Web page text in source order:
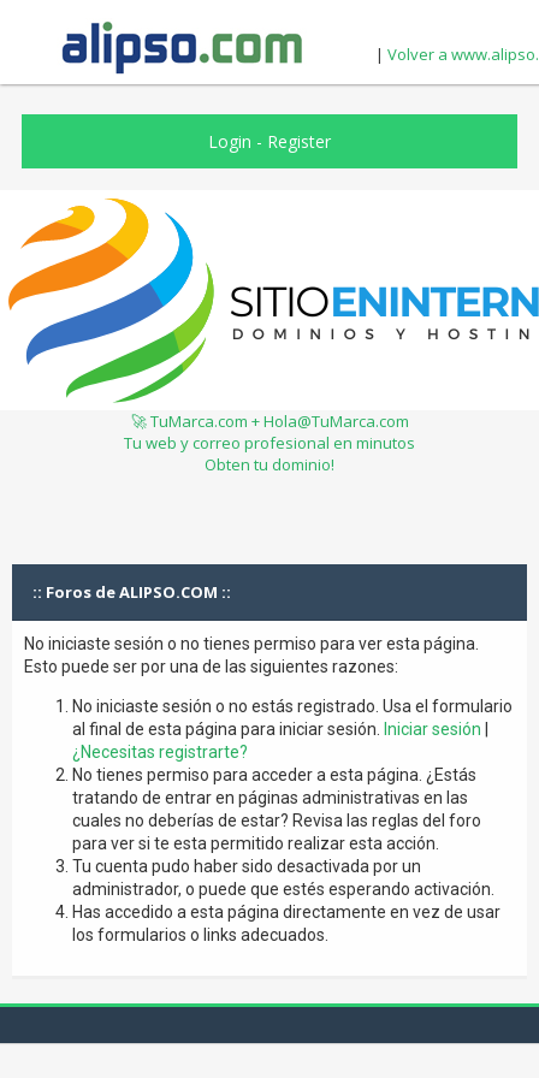
| Volver a
Login - Register
🚀 TuMarca.com + Hola@TuMarca.com
Tu web y correo profesional en minutos
Obten tu dominio!
:: Foros de ALIPSO.COM ::
No iniciaste sesión o no tienes permiso para ver esta página.
Esto puede ser por una de las siguientes razones:
No iniciaste sesión o no estás registrado. Usa el formulario
al final de esta página para iniciar sesión.
Iniciar sesión
¿Necesitas registrarte?
No tienes permiso para acceder a esta página. ¿Estás
tratando de entrar en páginas administrativas en las
cuales no deberías de estar? Revisa las reglas del foro
para ver si te esta permitido realizar esta acción.
Tu cuenta pudo haber sido desactivada por un
administrador, o puede que estés esperando activación.
Has accedido a esta página directamente en vez de usar
los formularios o links adecuados.